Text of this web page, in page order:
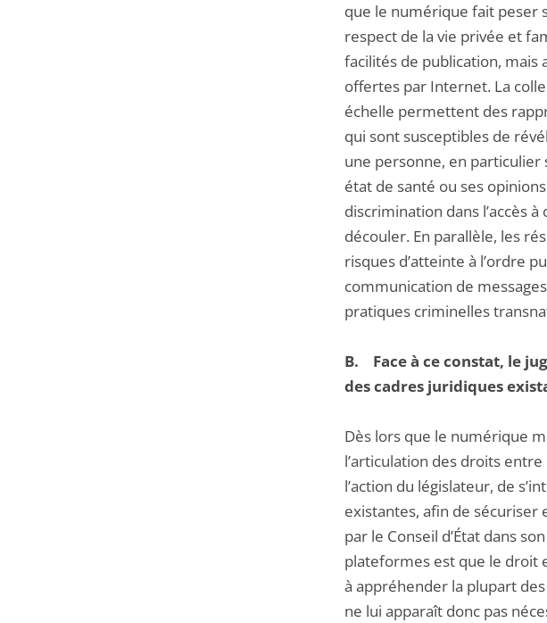
que le numérique fait peser
respect de la vie privée et
facilités de publication,
offertes par Internet. La
échelle permettent des
qui sont susceptibles de
une personne, en particulier
état de santé ou ses
discrimination dans l’accès
découler. En parallèle, les
risques d’atteinte à l’ordre
communication de
pratiques criminelles
B. Face à ce constat, le
des cadres juridiques
Dès lors que le numérique
l’articulation des droits
l’action du législateur, de
existantes, afin de
par le Conseil d’État dans
plateformes est que le droit
à appréhender la plupart
ne lui apparaît donc pas